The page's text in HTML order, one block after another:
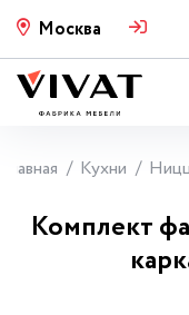
Москва
Главная Кухни
Комплект